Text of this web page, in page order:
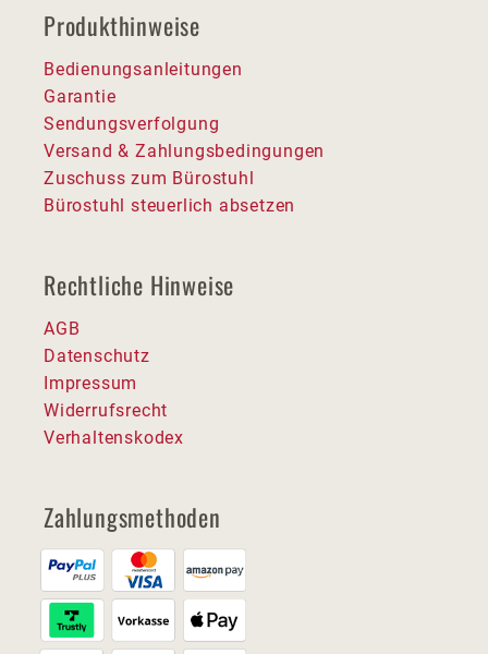
Produkthinweise
Bedienungsanleitungen
Garantie
Sendungsverfolgung
Versand & Zahlungsbedingungen
Zuschuss zum Bürostuhl
Bürostuhl steuerlich absetzen
Rechtliche Hinweise
AGB
Datenschutz
Impressum
Widerrufsrecht
Verhaltenskodex
Zahlungsmethoden